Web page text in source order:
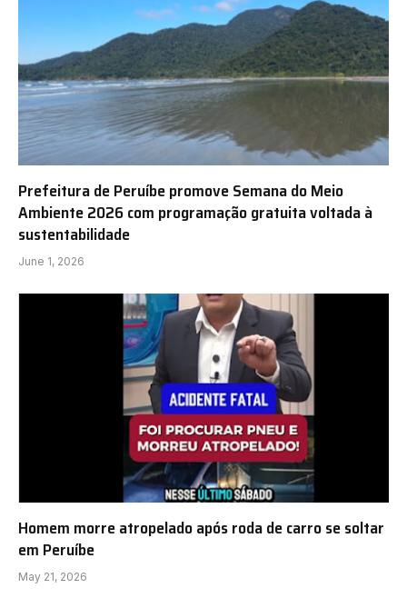
Prefeitura de Peruíbe promove Semana do Meio
Ambiente 2026 com programação gratuita voltada à
sustentabilidade
June 1, 2026
Homem morre atropelado após roda de carro se soltar
em Peruíbe
May 21, 2026